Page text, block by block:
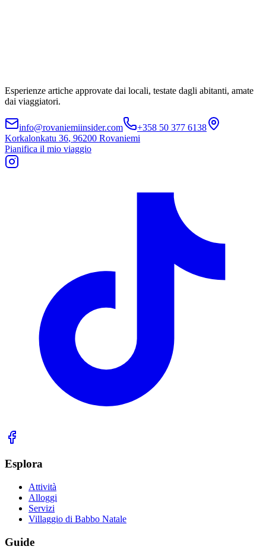
Esperienze artiche approvate dai locali, testate dagli abitanti, amate
dai viaggiatori.
info@rovaniemiinsider.com
+358 50 377 6138
Korkalonkatu 36, 96200 Rovaniemi
Pianifica il mio viaggio
Esplora
Attività
Alloggi
Servizi
Villaggio di Babbo Natale
Guide